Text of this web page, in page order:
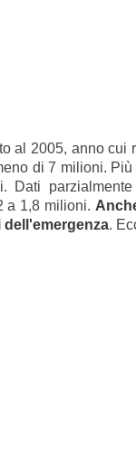
al 2005, anno
di 7 milioni.
a 1,8 milioni.
.